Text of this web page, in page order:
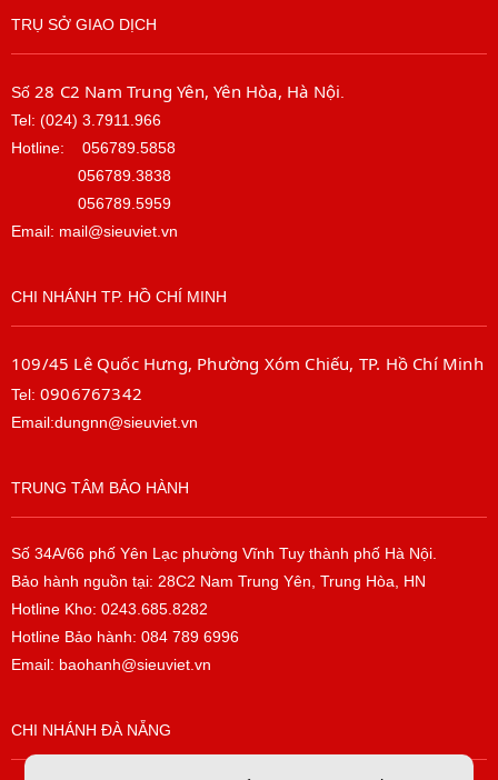
TRỤ SỞ GIAO DỊCH
Số 28 C2 Nam Trung Yên, Yên Hòa, Hà Nội
Tel: (024) 3.7911.966
Hotline: 056789.5858
056789.3838
056789.5959
Email: mail@sieuviet.vn
CHI NHÁNH TP. HỒ CHÍ MINH
109/45 Lê Quốc Hưng, Phường Xóm Chiếu, TP. Hồ Chí Minh
Tel: 0906767342
Email:dungnn@sieuviet.vn
TRUNG TÂM BẢO HÀNH
Số 34A/66 phố Yên Lạc phường Vĩnh Tuy thành phố Hà Nội.
Bảo hành nguồn tại: 28C2 Nam Trung Yên, Trung Hòa, HN
Hotline Kho: 0243.685.8282
Hotline Bảo hành: 084 789 6996
Email: baohanh@sieuviet.vn
CHI NHÁNH ĐÀ NẴNG